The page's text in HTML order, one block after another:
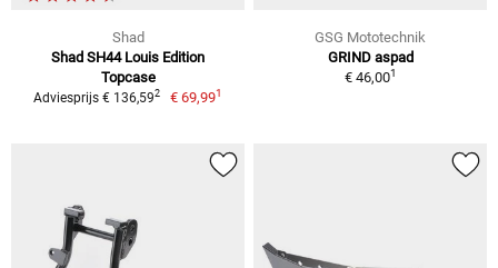
Shad
Shad SH44 Louis Edition
Topcase
Adviesprijs € 136,592 € 69,991
GSG Mototechnik
GRIND aspad
€ 46,001